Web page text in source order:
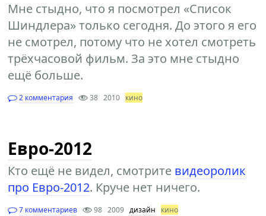
Мне стыдно, что я посмотрел «Список
Шиндлера» только сегодня. До этого я его
не смотрел, потому что не хотел смотреть
трёхчасовой фильм. За это мне стыдно
ещё больше.
2 комментария 38 2010 кино
Евро-2012
Кто ещё не видел, смотрите видеоролик
про Евро-2012. Круче нет ничего.
7 комментариев 98 2009 дизайн кино